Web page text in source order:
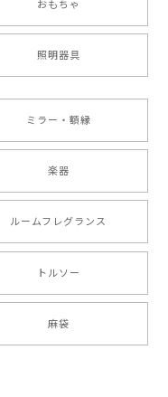
おもちゃ
照明器具
ミラー・額縁
楽器
ルームフレグランス
トルソー
麻袋